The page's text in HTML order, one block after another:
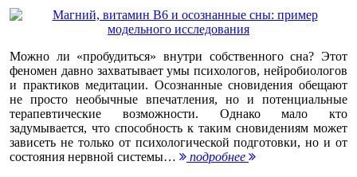
Можно ли «пробудиться» внутри собственного сна? Этот
феномен давно захватывает умы психологов, нейробиологов
и практиков медитации. Осознанные сновидения обещают
не просто необычные впечатления, но и потенциальные
терапевтические возможности. Однако мало кто
задумывается, что способность к таким сновидениям может
зависеть не только от психологической подготовки, но и от
состояния нервной системы…
подробнее